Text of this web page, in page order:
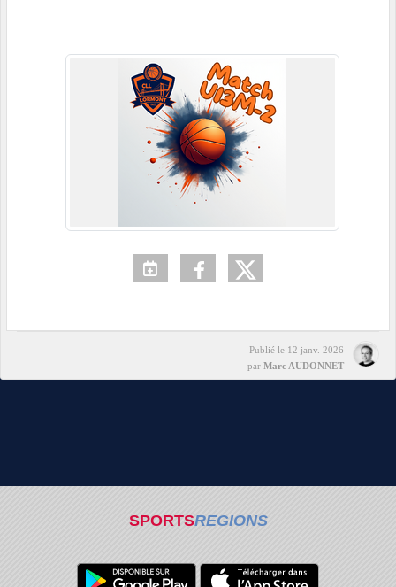
Publié le 12 janv. 2026
par Marc AUDONNET
SPORTSREGIONS